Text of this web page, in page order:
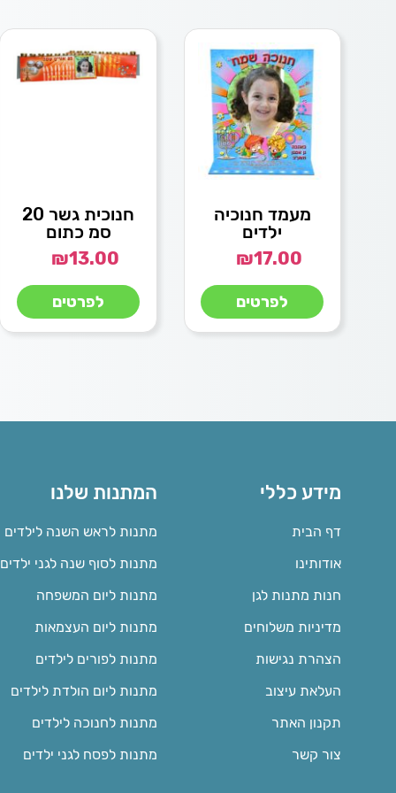
מעמד חנוכיה
ילדים
₪17.00
לפרטים
חנוכית גשר 20
סמ כתום
₪13.00
לפרטים
מידע כללי
דף הבית
אודותינו
חנות מתנות לגן
מדיניות משלוחים
הצהרת נגישות
העלאת עיצוב
תקנון האתר
צור קשר
המתנות שלנו
מתנות לראש השנה לילדים
מתנות לסוף שנה לגני ילדים
מתנות ליום המשפחה
מתנות ליום העצמאות
מתנות לפורים לילדים
מתנות ליום הולדת לילדים
מתנות לחנוכה לילדים
מתנות לפסח לגני ילדים